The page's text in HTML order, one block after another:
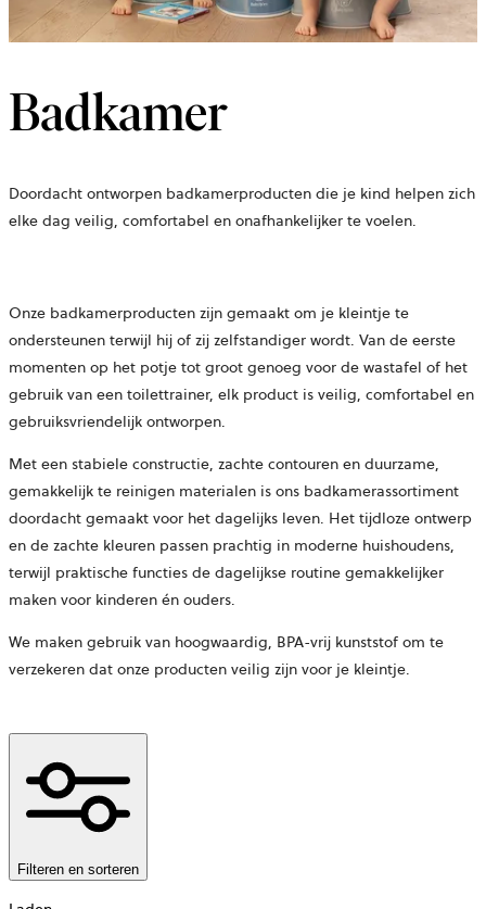
Badkamer
Doordacht ontworpen badkamerproducten die je kind helpen zich
elke dag veilig, comfortabel en onafhankelijker te voelen.
Onze badkamerproducten zijn gemaakt om je kleintje te
ondersteunen terwijl hij of zij zelfstandiger wordt. Van de eerste
momenten op het potje tot groot genoeg voor de wastafel of het
gebruik van een toilettrainer, elk product is veilig, comfortabel en
gebruiksvriendelijk ontworpen.
Met een stabiele constructie, zachte contouren en duurzame,
gemakkelijk te reinigen materialen is ons badkamerassortiment
doordacht gemaakt voor het dagelijks leven. Het tijdloze ontwerp
en de zachte kleuren passen prachtig in moderne huishoudens,
terwijl praktische functies de dagelijkse routine gemakkelijker
maken voor kinderen én ouders.
We maken gebruik van hoogwaardig, BPA-vrij kunststof om te
verzekeren dat onze producten veilig zijn voor je kleintje.
Filteren en sorteren